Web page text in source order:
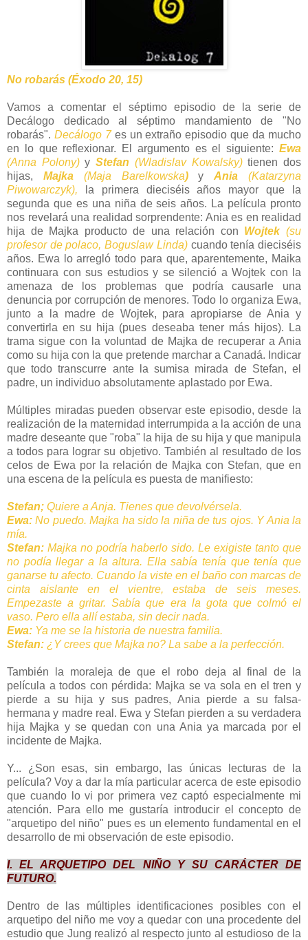
No robarás (Éxodo 20, 15)
Vamos a comentar el séptimo episodio de la serie de
Decálogo dedicado al séptimo mandamiento de "No
robarás". Decálogo 7 es un extraño episodio que da mucho
en lo que reflexionar. El argumento es el siguiente: Ewa
(Anna Polony)yStefan (Wladislav Kowalsky)tienen dos
hijas, Majka (Maja Barelkowska)yAnia(Katarzyna
Piwowarczyk), la primera dieciséis años mayor que la
segunda que es una niña de seis años. La película pronto
nos revelará una realidad sorprendente: Ania es en realidad
hija de Majka producto de una relación con Wojtek(su
profesor de polaco, Boguslaw Linda)cuando tenía dieciséis
años. Ewa lo arregló todo para que, aparentemente, Maika
continuara con sus estudios y se silenció a Wojtek con la
amenaza de los problemas que podría causarle una
denuncia por corrupción de menores. Todo lo organiza Ewa,
junto a la madre de Wojtek, para apropiarse de Ania y
convertirla en su hija (pues deseaba tener más hijos). La
trama sigue con la voluntad de Majka de recuperar a Ania
como su hija con la que pretende marchar a Canadá. Indicar
que todo transcurre ante la sumisa mirada de Stefan, el
padre, un individuo absolutamente aplastado por Ewa.
Múltiples miradas pueden observar este episodio, desde la
realización de la maternidad interrumpida a la acción de una
madre deseante que "roba" la hija de su hija y que manipula
a todos para lograr su objetivo. También al resultado de los
celos de Ewa por la relación de Majka con Stefan, que en
una escena de la película es puesta de manifiesto:
Stefan; Quiere a Anja. Tienes que devolvérsela.
Ewa:No puedo. Majka ha sido la niña de tus ojos. Y Ania la
mía.
Stefan: Majka no podría haberlo sido. Le exigiste tanto que
no podía llegar a la altura. Ella sabía tenía que tenía que
ganarse tu afecto. Cuando la viste en el baño con marcas de
cinta aislante en el vientre, estaba de seis meses.
Empezaste a gritar. Sabía que era la gota que colmó el
vaso. Pero ella allí estaba, sin decir nada.
Ewa: Ya me se la historia de nuestra familia.
Stefan: ¿Y crees que Majka no? La sabe a la perfección.
También la moraleja de que el robo deja al final de la
película a todos con pérdida: Majka se va sola en el tren y
pierde a su hija y sus padres, Ania pierde a su falsa-
hermana y madre real. Ewa y Stefan pierden a su verdadera
hija Majka y se quedan con una Ania ya marcada por el
incidente de Majka.
Y... ¿Son esas, sin embargo, las únicas lecturas de la
película? Voy a dar la mía particular acerca de este episodio
que cuando lo vi por primera vez captó especialmente mi
atención. Para ello me gustaría introducir el concepto de
"arquetipo del niño" pues es un elemento fundamental en el
desarrollo de mi observación de este episodio.
I. EL ARQUETIPO DEL NIÑO Y SU CARÁCTER DE
FUTURO.
Dentro de las múltiples identificaciones posibles con el
arquetipo del niño me voy a quedar con una procedente del
estudio que Jung realizó al respecto junto al estudioso de la